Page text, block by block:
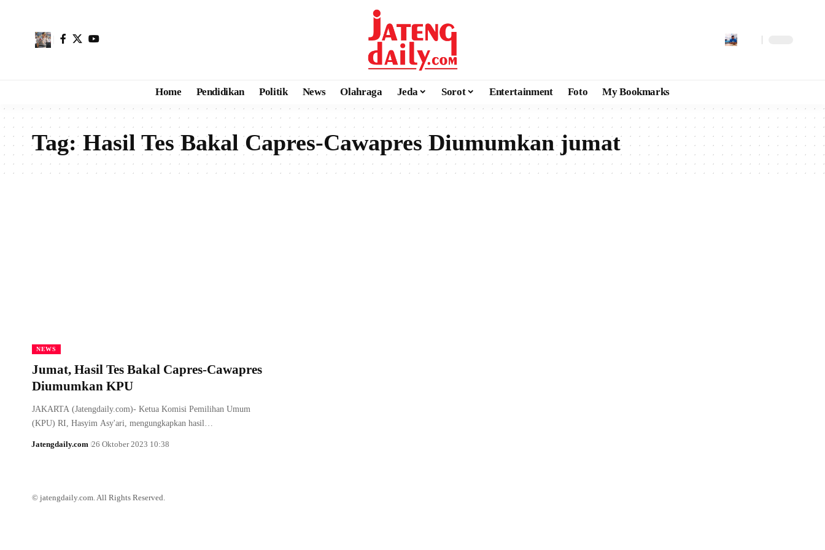
Home Pendidikan Politik News Olahraga Jeda Sorot Entertainment Foto My Bookmarks
Tag:Hasil Tes Bakal Capres-Cawapres Diumumkan jumat
NEWS
Jumat, Hasil Tes Bakal Capres-Cawapres
Diumumkan KPU
JAKARTA (Jatengdaily.com)- Ketua Komisi Pemilihan Umum
(KPU) RI, Hasyim Asy'ari, mengungkapkan hasil…
Jatengdaily.com 26 Oktober 2023 10:38
© jatengdaily.com. All Rights Reserved.